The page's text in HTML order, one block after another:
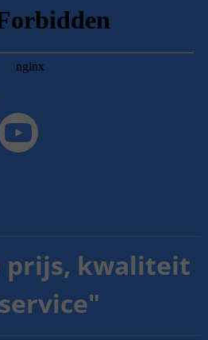
prijs, kwaliteit
"